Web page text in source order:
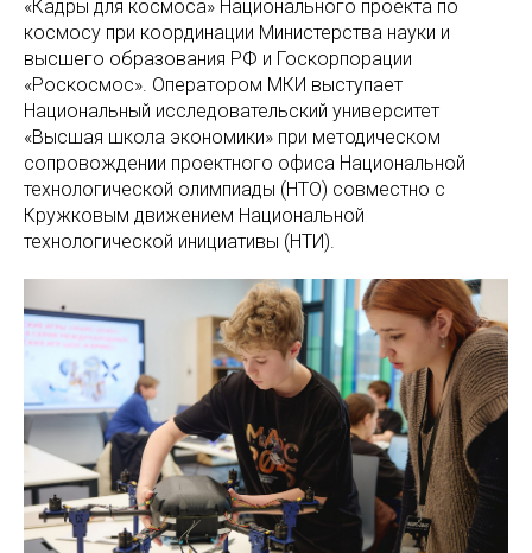
«Кадры для космоса» Национального проекта по
космосу при координации Министерства науки и
высшего образования РФ и Госкорпорации
«Роскосмос». Оператором МКИ выступает
Национальный исследовательский университет
«Высшая школа экономики» при методическом
сопровождении проектного офиса Национальной
технологической олимпиады (НТО) совместно с
Кружковым движением Национальной
технологической инициативы (НТИ).